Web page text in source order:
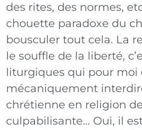
des rites, des normes,
chouette paradoxe du
bousculer tout cela. La
le souffle de la liberté,
liturgiques qui pour moi
mécaniquement
chrétienne en religion
culpabilisante… Oui, il